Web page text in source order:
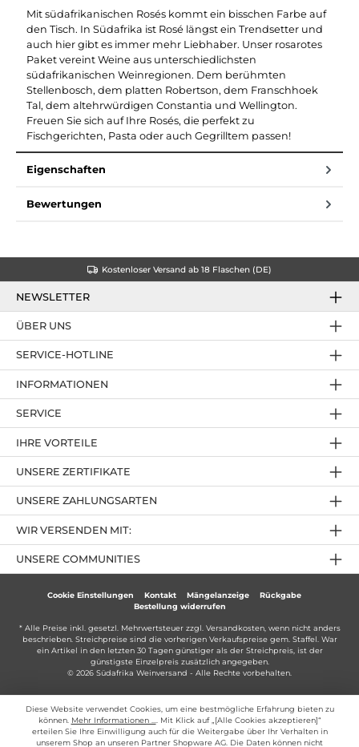
Mit südafrikanischen Rosés kommt ein bisschen Farbe auf
den Tisch. In Südafrika ist Rosé längst ein Trendsetter und
auch hier gibt es immer mehr Liebhaber. Unser rosarotes
Paket vereint Weine aus unterschiedlichsten
südafrikanischen Weinregionen. Dem berühmten
Stellenbosch, dem platten Robertson, dem Franschhoek
Tal, dem altehrwürdigen Constantia und Wellington.
Freuen Sie sich auf Ihre Rosés, die perfekt zu
Fischgerichten, Pasta oder auch Gegrilltem passen!
Eigenschaften
Bewertungen
Kostenloser Versand ab 18 Flaschen (DE)
NEWSLETTER
SERVICE-HOTLINE
IHRE VORTEILE
UNSERE ZAHLUNGSARTEN
ÜBER UNS
UNSERE ZERTIFIKATE
INFORMATIONEN
SERVICE
UNSERE COMMUNITIES
WIR VERSENDEN MIT:
Cookie Einstellungen Kontakt Mängelanzeige
Rückgabe
Bestellung widerrufen
* Alle Preise inkl. gesetzl. Mehrwertsteuer zzgl. Versandkosten, wenn nicht anders
beschrieben. Streichpreise sind die vorherigen Verkaufspreise gem. Staffel. War
ein Artikel in den letzten 30 Tagen günstiger als der Streichpreis, ist der
günstigste Einzelpreis zusätzlich angegeben.
© 2026 Südafrika Weinversand - Alle Rechte vorbehalten.
Diese Website verwendet Cookies, um eine bestmögliche Erfahrung bieten zu
können. Mehr Informationen ...
. Mit Klick auf „[Alle Cookies akzeptieren]“
erteilen Sie Ihre Einwilligung auch für die Weitergabe über Ihr Verhalten in
unserem Shop an unseren Partner Shopware AG. Die Daten können nicht